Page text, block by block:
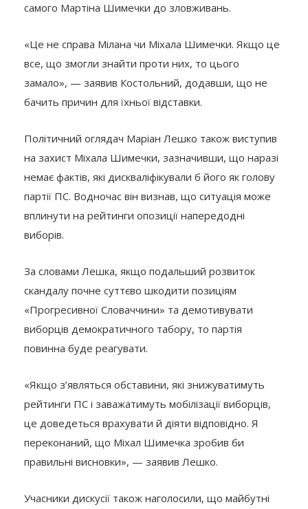
самого Мартіна Шимечки до зловживань.
«Це не справа Мілана чи Міхала Шимечки. Якщо це
все, що змогли знайти проти них, то цього
замало», — заявив Костольний, додавши, що не
бачить причин для їхньої відставки.
Політичний оглядач Маріан Лешко також виступив
на захист Міхала Шимечки, зазначивши, що наразі
немає фактів, які дискваліфікували б його як голову
партії ПС. Водночас він визнав, що ситуація може
вплинути на рейтинги опозиції напередодні
виборів.
За словами Лешка, якщо подальший розвиток
скандалу почне суттєво шкодити позиціям
«Прогресивної Словаччини» та демотивувати
виборців демократичного табору, то партія
повинна буде реагувати.
«Якщо з’являться обставини, які знижуватимуть
рейтинги ПС і заважатимуть мобілізації виборців,
це доведеться врахувати й діяти відповідно. Я
переконаний, що Міхал Шимечка зробив би
правильні висновки», — заявив Лешко.
Учасники дискусії також наголосили, що майбутні